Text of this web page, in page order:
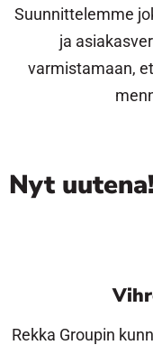
Suunnittelemme
ja
varmistamaan,
Nyt uutena!
Rekka Groupin